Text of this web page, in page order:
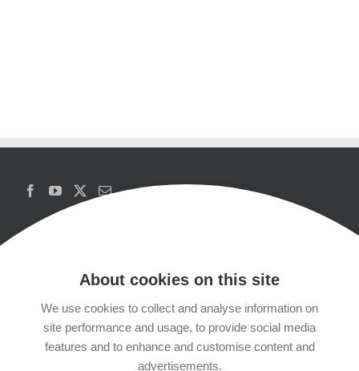
Copyrights
Datenschutzerklärung
About cookies on this site
We use cookies to collect and analyse information on
site performance and usage, to provide social media
features and to enhance and customise content and
advertisements.